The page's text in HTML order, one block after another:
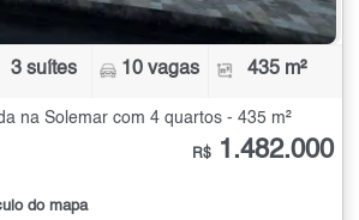
3 suítes 10 vagas 435 m²
na Solemar com 4 quartos - 435 m²
do mapa
R$ 1.482.000